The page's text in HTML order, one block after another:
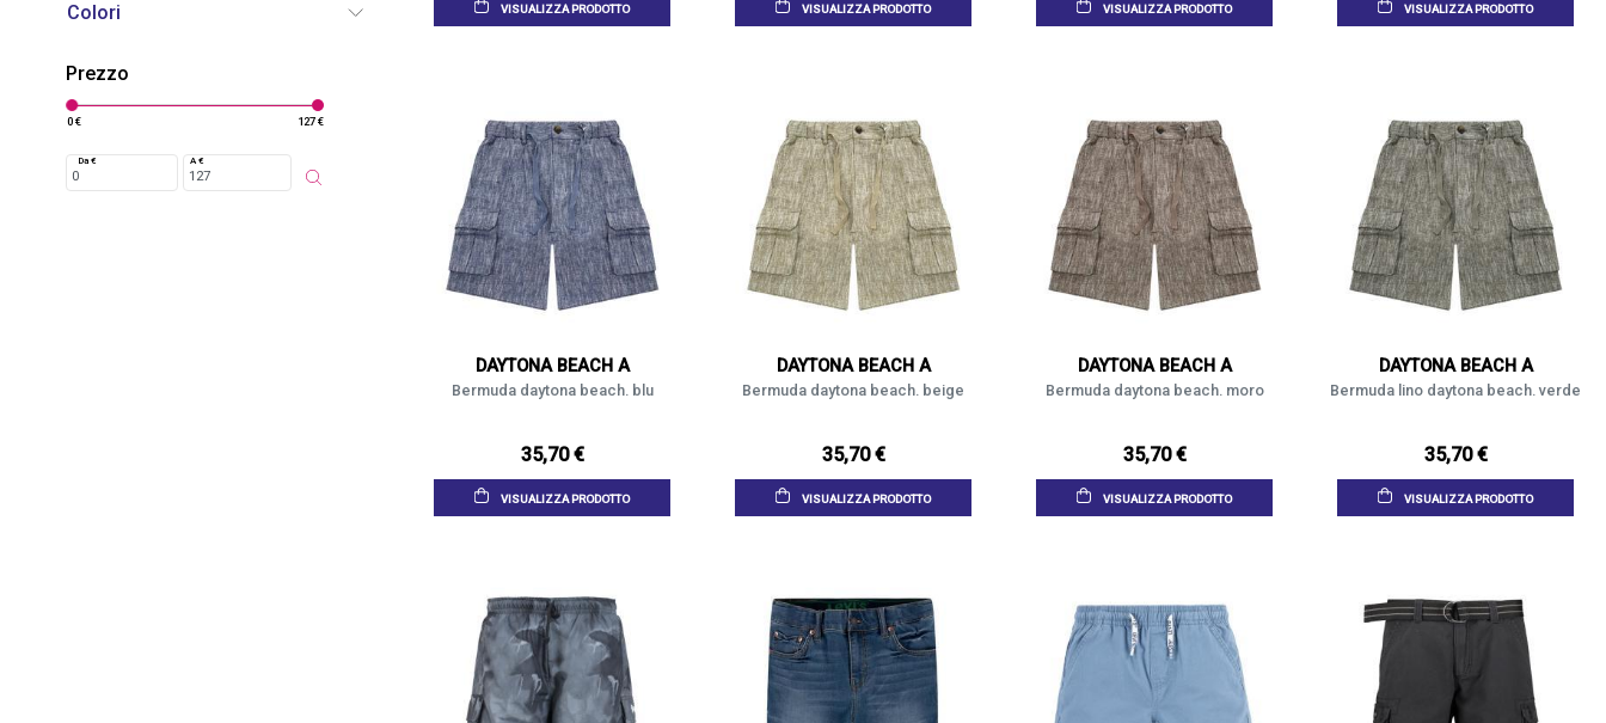
Colori
Prezzo
0 € 127 €
Da € A €
VISUALIZZA PRODOTTO VISUALIZZA PRODOTTO VISUALIZZA PRODOTTO VISUALIZZA PRODOTTO
DAYTONA BEACH A
Bermuda daytona beach. blu
35,70 €
VISUALIZZA PRODOTTO
DAYTONA BEACH A
Bermuda daytona beach. beige
35,70 €
VISUALIZZA PRODOTTO
DAYTONA BEACH A
Bermuda daytona beach. moro
35,70 €
VISUALIZZA PRODOTTO
DAYTONA BEACH A
Bermuda lino daytona beach. verde
35,70 €
VISUALIZZA PRODOTTO